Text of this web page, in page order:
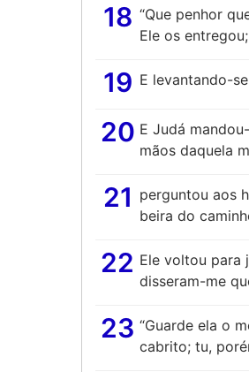
18 “Que penhor
Ele os
19 E levantando-
20 E Judá
mãos daquela
21 perguntou aos
beira do
22 Ele voltou para
disseram-me
23 “Guarde ela o
cabrito; tu,